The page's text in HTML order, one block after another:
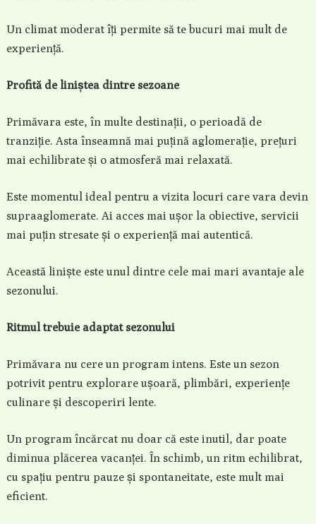
Un climat moderat îți permite să te bucuri mai mult de
experiență.
Profită de liniștea dintre sezoane
Primăvara este, în multe destinații, o perioadă de
tranziție. Asta înseamnă mai puțină aglomerație, prețuri
mai echilibrate și o atmosferă mai relaxată.
Este momentul ideal pentru a vizita locuri care vara devin
supraaglomerate. Ai acces mai ușor la obiective, servicii
mai puțin stresate și o experiență mai autentică.
Această liniște este unul dintre cele mai mari avantaje ale
sezonului.
Ritmul trebuie adaptat sezonului
Primăvara nu cere un program intens. Este un sezon
potrivit pentru explorare ușoară, plimbări, experiențe
culinare și descoperiri lente.
Un program încărcat nu doar că este inutil, dar poate
diminua plăcerea vacanței. În schimb, un ritm echilibrat,
cu spațiu pentru pauze și spontaneitate, este mult mai
eficient.